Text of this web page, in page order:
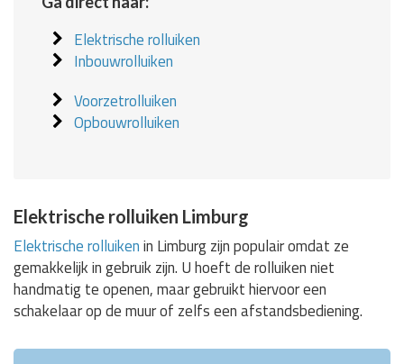
Elektrische rolluiken
Inbouwrolluiken
Voorzetrolluiken
Opbouwrolluiken
Elektrische rolluiken Limburg
Elektrische rolluikenin Limburg zijn populair omdat ze
gemakkelijk in gebruik zijn. U hoeft de rolluiken niet
handmatig te openen, maar gebruikt hiervoor een
schakelaar op de muur of zelfs een afstandsbediening.